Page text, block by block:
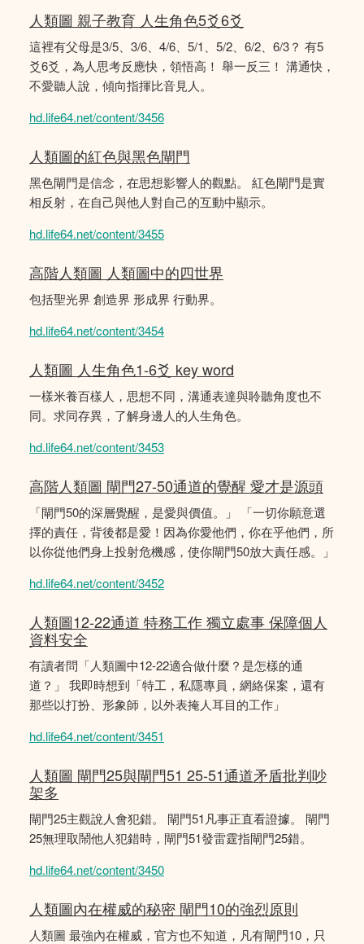
人類圖 親子教育 人生角色5爻6爻
這裡有父母是3/5、3/6、4/6、5/1、5/2、6/2、6/3？ 有5
爻6爻，為人思考反應快，領悟高！ 舉一反三！ 溝通快，
不愛聽人說，傾向指揮比音見人。
hd.life64.net/content/3456
人類圖的紅色與黑色閘門
黑色閘門是信念，在思想影響人的觀點。 紅色閘門是實
相反射，在自己與他人對自己的互動中顯示。
hd.life64.net/content/3455
高階人類圖 人類圖中的四世界
包括聖光界 創造界 形成界 行動界。
hd.life64.net/content/3454
人類圖 人生角色1-6爻 key word
一樣米養百樣人，思想不同，溝通表達與聆聽角度也不
同。求同存異，了解身邊人的人生角色。
hd.life64.net/content/3453
高階人類圖 閘門27-50通道的覺醒 愛才是源頭
「閘門50的深層覺醒，是愛與價值。」 「一切你願意選
擇的責任，背後都是愛！因為你愛他們，你在乎他們，所
以你從他們身上投射危機感，使你閘門50放大責任感。」
hd.life64.net/content/3452
人類圖12-22通道 特務工作 獨立處事 保障個人
資料安全
有讀者問「人類圖中12-22適合做什麼？是怎樣的通
道？」 我即時想到「特工，私隱專員，網絡保案，還有
那些以打扮、形象師，以外表掩人耳目的工作」
hd.life64.net/content/3451
人類圖 閘門25與閘門51 25-51通道矛盾批判吵
架多
閘門25主觀說人會犯錯。 閘門51凡事正直看證據。 閘門
25無理取鬧他人犯錯時，閘門51發雷霆指閘門25錯。
hd.life64.net/content/3450
人類圖內在權威的秘密 閘門10的強烈原則
人類圖 最強內在權威，官方也不知道，凡有閘門10，只